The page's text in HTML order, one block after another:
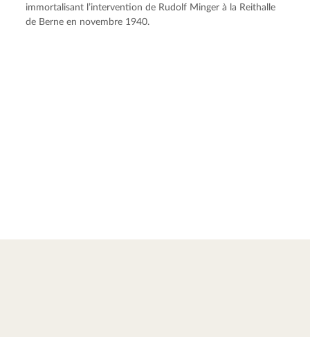
immortalisant l’intervention de Rudolf Minger à la Reithalle
de Berne en novembre 1940.